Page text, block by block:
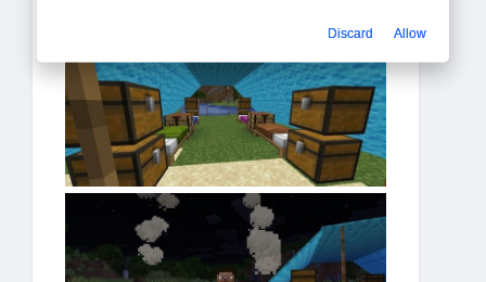
Discard Allow